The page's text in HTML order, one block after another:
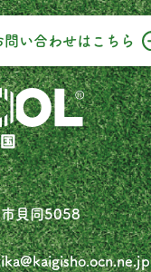
問い合わせは こちら
貝同5058